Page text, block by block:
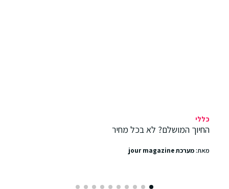
כללי
החיוך המושלם? לא בכל מחיר
מאת:מערכת jour magazine